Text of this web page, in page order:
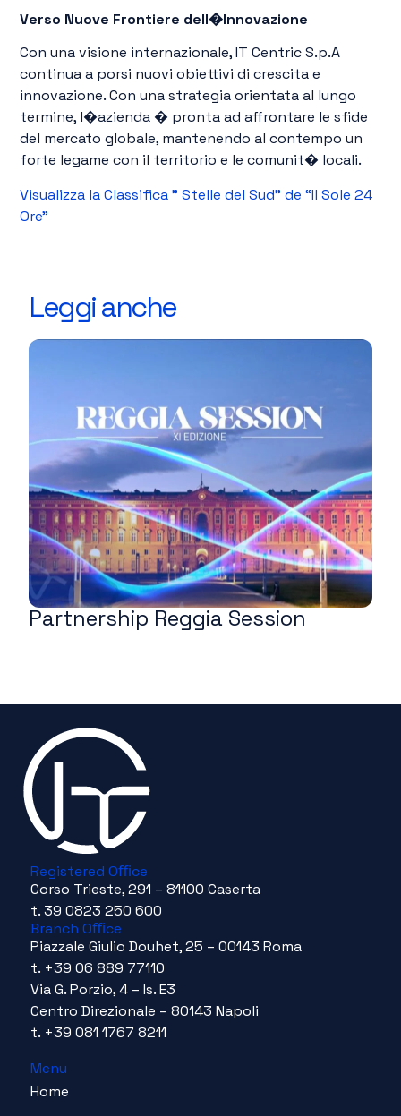
Verso Nuove Frontiere dell�Innovazione
Con una visione internazionale, IT Centric S.p.A
continua a porsi nuovi obiettivi di crescita e
innovazione. Con una strategia orientata al lungo
termine, l�azienda � pronta ad affrontare le sfide
del mercato globale, mantenendo al contempo un
forte legame con il territorio e le comunit� locali.
Visualizza la Classifica ” Stelle del Sud” de “Il Sole 24
Ore”
Leggi anche
Partnership Reggia Session
Registered Oﬃce
Corso Trieste, 291 – 81100 Caserta
t. 39 0823 250 600
Branch Oﬃce
Piazzale Giulio Douhet, 25 – 00143 Roma
t. +39 06 889 77110
Via G. Porzio, 4 – Is. E3
Centro Direzionale – 80143 Napoli
t. +39 081 1767 8211
Menu
Home